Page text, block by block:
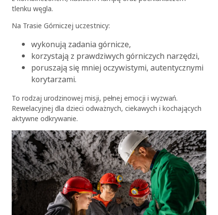
tlenku węgla.
Na Trasie Górniczej uczestnicy:
wykonują zadania górnicze,
korzystają z prawdziwych górniczych narzędzi,
poruszają się mniej oczywistymi, autentycznymi
korytarzami.
To rodzaj urodzinowej misji, pełnej emocji i wyzwań.
Rewelacyjnej dla dzieci odważnych, ciekawych i kochających
aktywne odkrywanie.